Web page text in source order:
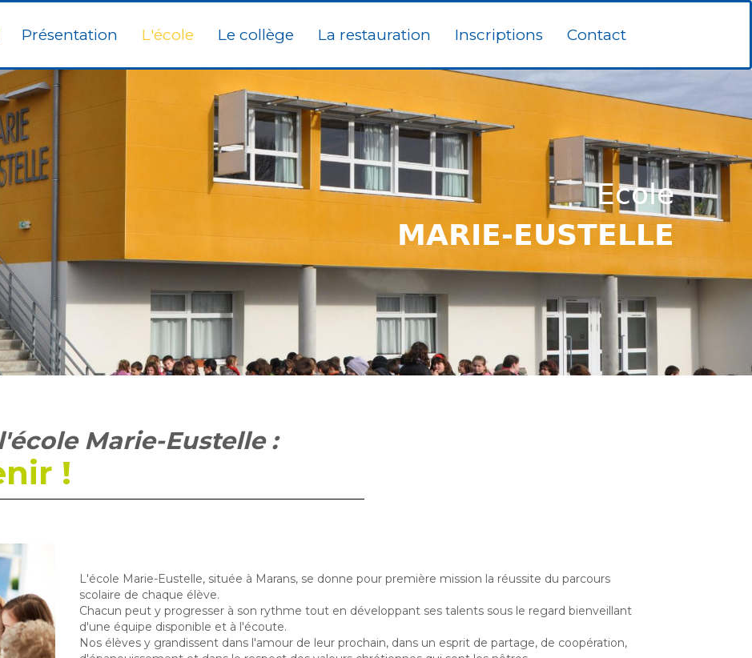
Présentation L'école Le collège La restauration Inscriptions Contact
Ecole
MARIE-EUSTELLE
Marie-Eustelle :
!
L'école Marie-Eustelle, située à Marans, se donne pour première mission la réussite du parcours
scolaire de chaque élève.
Chacun peut y progresser à son rythme tout en développant ses talents sous le regard bienveillant
d'une équipe disponible et à l'écoute.
Nos élèves y grandissent dans l'amour de leur prochain, dans un esprit de partage, de coopération,